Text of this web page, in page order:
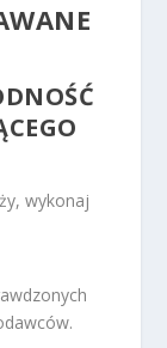
wykonaj